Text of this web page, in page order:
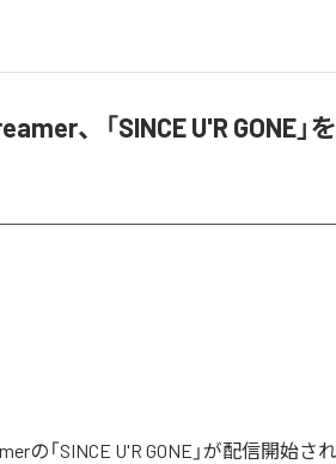
、「SINCE U'R GONE」
の「SINCE U'R GONE」が配信開始